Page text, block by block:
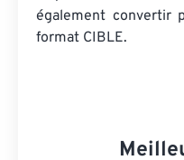
également convertir
format CIBLE.